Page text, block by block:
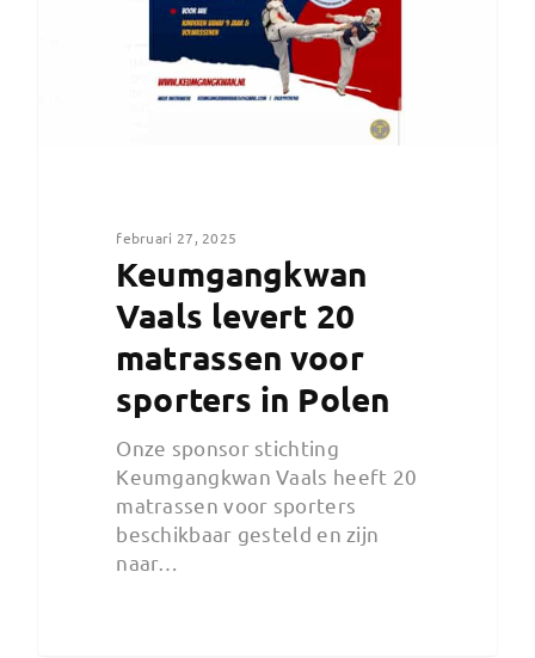
februari 27, 2025
Keumgangkwan
Vaals levert 20
matrassen voor
sporters in Polen
Onze sponsor stichting
Keumgangkwan Vaals heeft 20
matrassen voor sporters
beschikbaar gesteld en zijn
naar…